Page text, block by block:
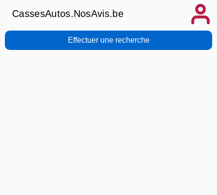
CassesAutos.NosAvis.be
Effectuer une recherche